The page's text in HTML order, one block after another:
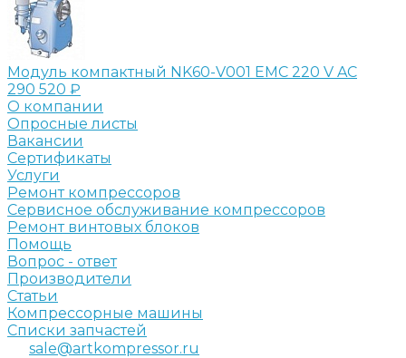
Модуль компактный NK60-V001 EMC 220 V AC
290 520 ₽
О компании
Опросные листы
Вакансии
Сертификаты
Услуги
Ремонт компрессоров
Сервисное обслуживание компрессоров
Ремонт винтовых блоков
Помощь
Вопрос - ответ
Производители
Статьи
Компрессорные машины
Списки запчастей
sale@artkompressor.ru